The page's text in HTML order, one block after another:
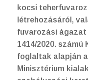
kocsi
létrehozásáról,
fuvarozási
1414/2020.
foglaltak alapján
Minisztérium